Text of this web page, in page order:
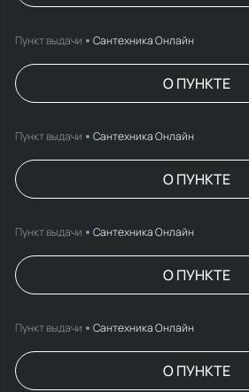
Пункт выдачи Сантехника Онлайн
О ПУНКТЕ
Пункт выдачи Сантехника Онлайн
О ПУНКТЕ
Пункт выдачи Сантехника Онлайн
О ПУНКТЕ
Пункт выдачи Сантехника Онлайн
О ПУНКТЕ